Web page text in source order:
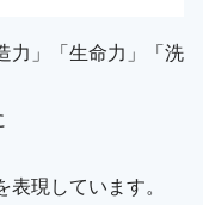
力」「生命力」「洗
現しています。